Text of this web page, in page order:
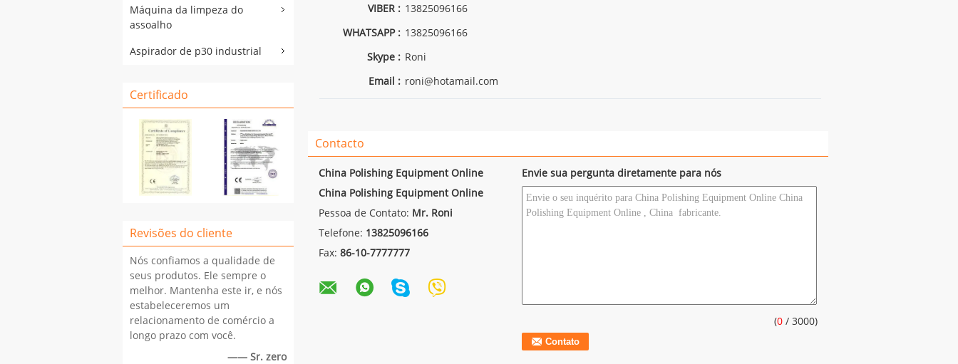
Máquina da limpeza do
assoalho
Aspirador de p30 industrial
Certificado
Revisões do cliente
Nós confiamos a qualidade de
seus produtos. Ele sempre o
melhor. Mantenha este ir, e nós
estabeleceremos um
relacionamento de comércio a
longo prazo com você.
—— Sr. zero
VIBER : 13825096166
WHATSAPP : 13825096166
Skype : Roni
Email : roni@hotamail.com
Contacto
China Polishing Equipment Online
China Polishing Equipment Online
Pessoa de Contato: Mr. Roni
Telefone: 13825096166
Fax: 86-10-7777777
Envie sua pergunta diretamente para nós
(0 / 3000)